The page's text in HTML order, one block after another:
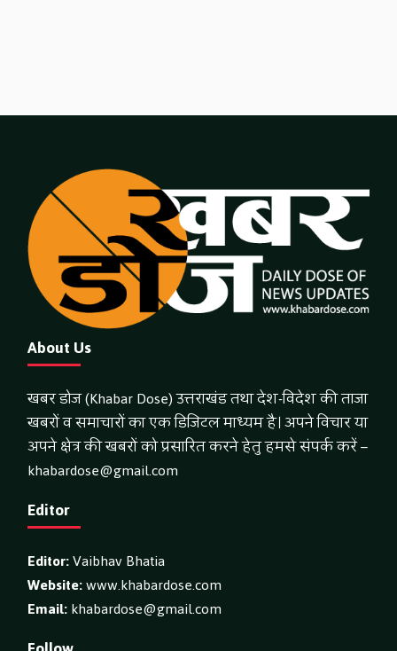
About Us
खबर डोज (Khabar Dose) उत्तराखंड तथा देश-विदेश की ताजा
खबरों व समाचारों का एक डिजिटल माध्यम है। अपने विचार या
अपने क्षेत्र की खबरों को प्रसारित करने हेतु हमसे संपर्क करें –
khabardose@gmail.com
Editor
Editor:Vaibhav Bhatia
Website:www.khabardose.com
Email:khabardose@gmail.com